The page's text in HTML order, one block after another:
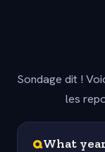
Sondage dit !
les
QWhat